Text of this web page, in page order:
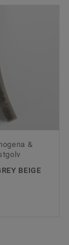
&
BEIGE